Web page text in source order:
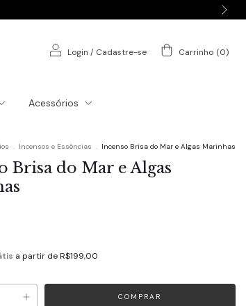
Login / Cadastre-se Carrinho (0)
Acessórios
. Incensos e Essências . Incenso Brisa do Mar e Algas Marinhas
Brisa do Mar e Algas
a partir deR$199,00